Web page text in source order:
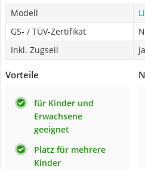
Modell
GS- / TÜV-Zertifikat
Inkl. Zugseil
Ja
Vorteile
für Kinder und
Erwachsene
geeignet
Platz für mehrere
Kinder